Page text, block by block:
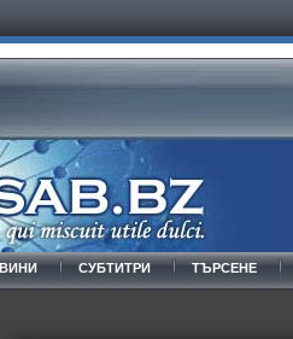
СУБТИТРИ ТЪРСЕНЕ